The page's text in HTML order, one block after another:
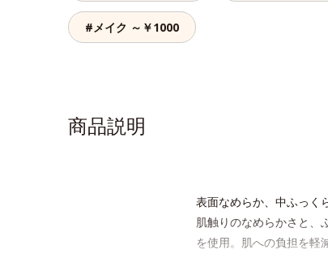
#メイク ～￥1000
商品説明
表面なめらか、中ふっく
肌触りのなめらかさと、
を使用。肌への負担を軽